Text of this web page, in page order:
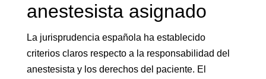
anestesista asignado
La jurisprudencia española ha establecido
criterios claros respecto a la responsabilidad del
anestesista y los derechos del paciente. El